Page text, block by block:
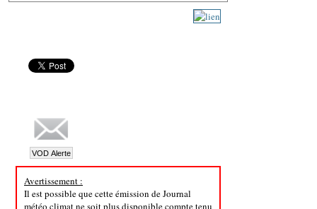
Avertissement :
Il est possible que cette émission de Journal
météo climat ne soit plus disponible compte tenu